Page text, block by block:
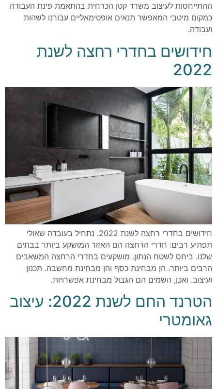
ההתייחסות לעיצוב משרד קטן הכרחית בהתאמת פינת העבודה
כמקום מיטבי המאפשר תנאים אופטימאליים עבורנו לשהות
ועבודה.
חידושים בחדרי רחצה לשנת
2022
חידושים בחדרי רחצה לשנת 2022. נתחיל בעובדה שאולי
תפתיע רבים: חדרי הרחצה הם האזור המושקע ביותר בבתים
שלנו. ביחס לשטח הנתון. מושקעים בחדרי הרחצה המשאבים
הרבים ביותר. הן מבחינת כסף והן מבחינת מחשבה. תכנון
ועיצוב. ואכן, השמים הם הגבול מבחינת אפשרויות.
הטרנד החם לשנת 2022: עיצוב
גאומטרי